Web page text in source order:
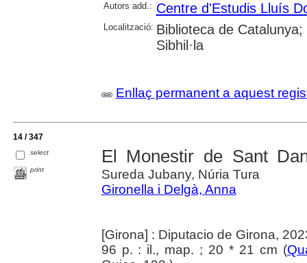
Autors add.: Centre d'Estudis Lluís
Localització: Biblioteca de
Sibhil·la
Enllaç permanent a aquest
14 / 347
select
print
El Monestir de Sant
Sureda Jubany, Núria Tura
Gironella i Delgà, Anna
[Girona] : Diputacio de Girona,
96 p. : il., map. ; 20 * 21 cm (